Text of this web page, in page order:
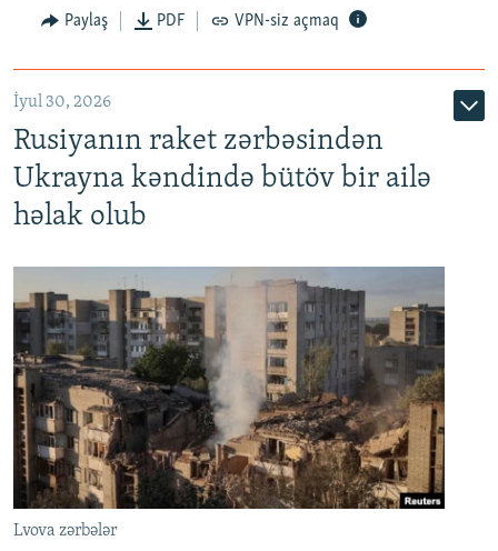
Paylaş PDF VPN-siz açmaq
İyul 30, 2026
Rusiyanın raket zərbəsindən
Ukrayna kəndində bütöv bir ailə
həlak olub
Lvova zərbələr